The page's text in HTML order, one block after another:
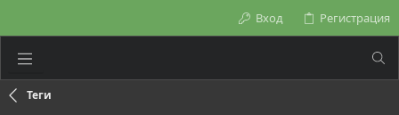
Вход Регистрация
Теги